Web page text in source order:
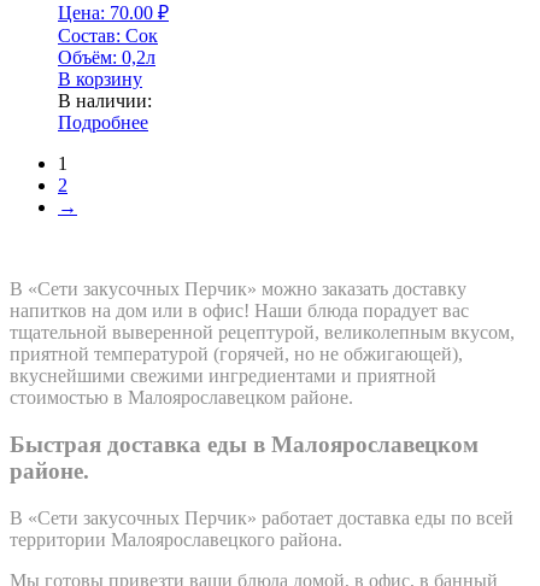
Цена: 70.00 ₽
Состав: Сок
Объём: 0,2л
В корзину
В наличии:
Подробнее
1
2
→
В «Сети закусочных Перчик» можно заказать доставку
напитков на дом или в офис! Наши блюда порадует вас
тщательной выверенной рецептурой, великолепным вкусом,
приятной температурой (горячей, но не обжигающей),
вкуснейшими свежими ингредиентами и приятной
стоимостью в Малоярославецком районе.
Быстрая доставка еды в Малоярославецком
районе.
В «Сети закусочных Перчик» работает доставка еды по всей
территории Малоярославецкого района.
Мы готовы привезти ваши блюда домой, в офис, в банный